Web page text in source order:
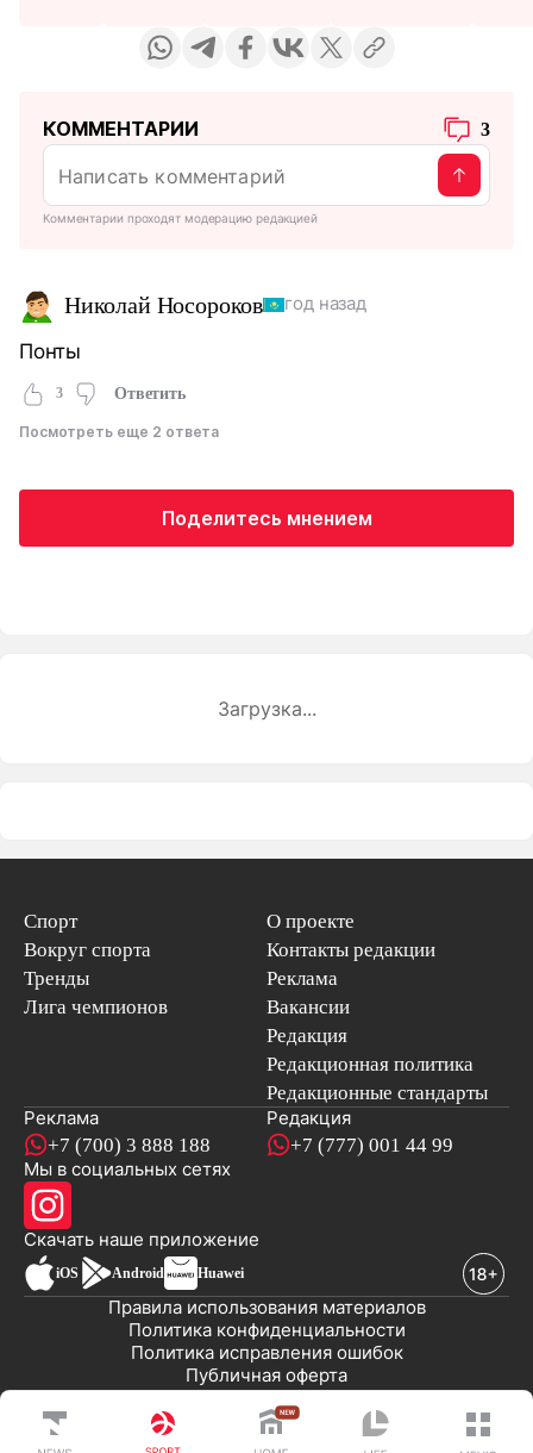
КОММЕНТАРИИ 3
Комментарии проходят модерацию редакцией
Николай Носороков год назад
Понты
3 Ответить
Посмотреть еще 2 ответа
Поделитесь мнением
Загрузка...
Спорт
Вокруг спорта
Тренды
Лига чемпионов
О проекте
Контакты редакции
Реклама
Вакансии
Редакция
Редакционная политика
Редакционные стандарты
Реклама
+7 (700) 3 888 188
Редакция
+7 (777) 001 44 99
Мы в социальных сетях
Скачать наше приложениеновостей
iOS Android Huawei
Публичная оферта
Политика исправления ошибок
Политика конфиденциальности
Правила использования материалов